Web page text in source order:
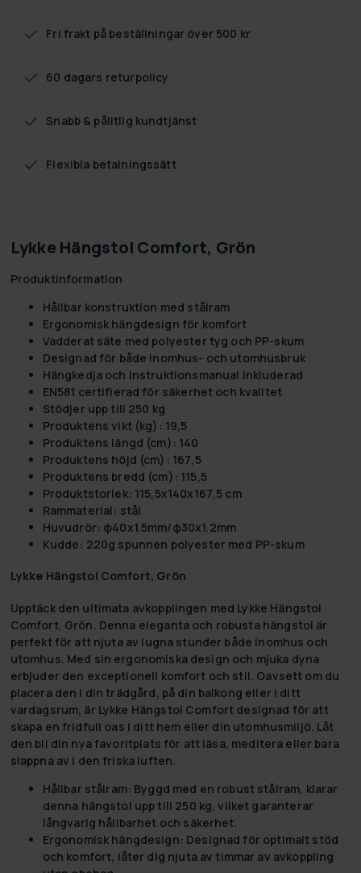
Fri frakt på beställningar över 500 kr
60 dagars returpolicy
Snabb & pålitlig kundtjänst
Flexibla betalningssätt
Lykke Hängstol Comfort, Grön
Produktinformation
Hållbar konstruktion med stålram
Ergonomisk hängdesign för komfort
Vadderat säte med polyester tyg och PP-skum
Designad för både inomhus- och utomhusbruk
Hängkedja och instruktionsmanual inkluderad
EN581 certifierad för säkerhet och kvalitet
Stödjer upp till 250 kg
Produktens vikt (kg): 19,5
Produktens längd (cm): 140
Produktens höjd (cm): 167,5
Produktens bredd (cm): 115,5
Produktstorlek: 115,5x140x167,5 cm
Rammaterial: stål
Huvudrör: φ40x1.5mm/φ30x1.2mm
Kudde: 220g spunnen polyester med PP-skum
Lykke Hängstol Comfort, Grön
Upptäck den ultimata avkopplingen med Lykke Hängstol
Comfort, Grön. Denna eleganta och robusta hängstol är
perfekt för att njuta av lugna stunder både inomhus och
utomhus. Med sin ergonomiska design och mjuka dyna
erbjuder den exceptionell komfort och stil. Oavsett om du
placera den i din trädgård, på din balkong eller i ditt
vardagsrum, är Lykke Hängstol Comfort designad för att
skapa en fridfull oas i ditt hem eller din utomhusmiljö. Låt
den bli din nya favoritplats för att läsa, meditera eller bara
slappna av i den friska luften.
Hållbar stålram: Byggd med en robust stålram, klarar
denna hängstol upp till 250 kg, vilket garanterar
långvarig hållbarhet och säkerhet.
Ergonomisk hängdesign: Designad för optimalt stöd
och komfort, låter dig njuta av timmar av avkoppling